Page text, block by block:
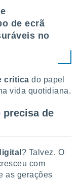
de ecrã
no
crítica do papel
vida quotidiana.
precisa de
? Talvez. O
com
as gerações